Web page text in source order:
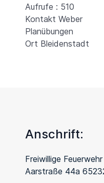
Aufrufe : 510
Kontakt Weber
Planübungen
Ort Bleidenstadt
Anschrift:
Freiwillige
Aarstraße 44a